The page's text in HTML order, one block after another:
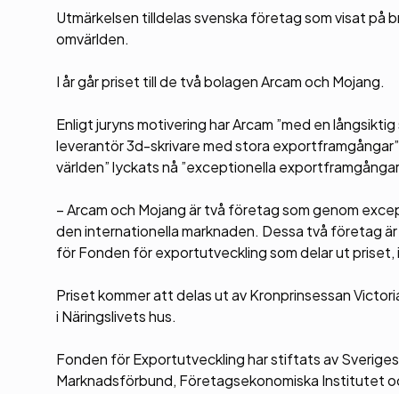
Utmärkelsen tilldelas svenska företag som visat på
omvärlden.
I år går priset till de två bolagen Arcam och Mojang.
Enligt juryns motivering har Arcam ”med en
leverantör 3d-skrivare med stora
världen” lyckats nå ”exceptionella
– Arcam och Mojang är två företag som genom
den internationella marknaden. Dessa två företag
för Fonden för exportutveckling som delar ut priset,
Priset kommer att delas ut av Kronprinsessan
i Näringslivets hus.
Fonden för Exportutveckling har stiftats av
Marknadsförbund, Företagsekonomiska Institutet